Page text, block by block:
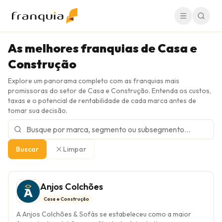
As melhores franquias de Casa e
Construção
Explore um panorama completo com as franquias mais
promissoras do setor de Casa e Construção. Entenda os custos,
taxas e o potencial de rentabilidade de cada marca antes de
tomar sua decisão.
Buscar Limpar
Anjos Colchões
Casa e Construção
A Anjos Colchões & Sofás se estabeleceu como a maior